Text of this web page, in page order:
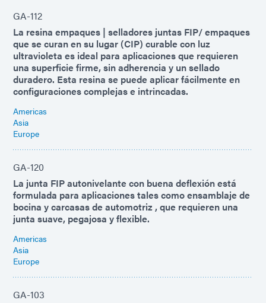
GA-112
La resina empaques | selladores juntas FIP/ empaques
que se curan en su lugar (CIP) curable con luz
ultravioleta es ideal para aplicaciones que requieren
una superficie firme, sin adherencia y un sellado
duradero. Esta resina se puede aplicar fácilmente en
configuraciones complejas e intrincadas.
Americas
Asia
Europe
GA-120
La junta FIP autonivelante con buena deflexión está
formulada para aplicaciones tales como ensamblaje de
bocina y carcasas de automotriz , que requieren una
junta suave, pegajosa y flexible.
Americas
Asia
Europe
GA-103